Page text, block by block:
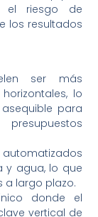
el riesgo de
los resultados
ser más
lo
para
y agua, lo que
a largo plazo.
donde el
vertical de